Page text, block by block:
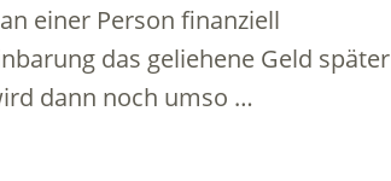
einer Person finanziell
das geliehene Geld später
dann noch umso …